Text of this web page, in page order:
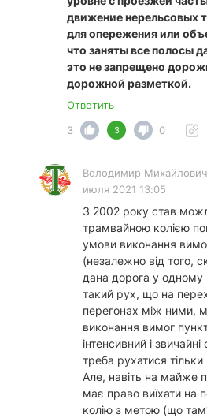
движение нерельсовых
для опережения или
что заняты все полосы
это не запрещено
дорожной разметкой.
Ответить
3
3 0
Володимир
июля 2021 13:05
З 2002 року став
трамвайною колією
умови виконання
(незалежно від того,
дана дорога у
такий рух, що на
перегонах між ними,
виконання вимог
інтенсивний і
треба рухатися
Але, навіть на майже
має право виїхати на
колію з метою (що